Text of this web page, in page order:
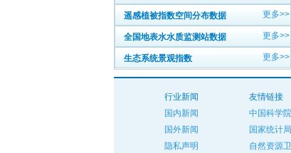
遥感植被指数空间分布数据 更多>>
全国地表水水质监测站数据 更多>>
生态系统景观指数 更多>>
行业新闻
国内新闻
国外新闻
隐私声明
友情链接
中国科学
国家统计局
自然资源